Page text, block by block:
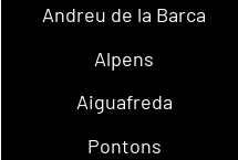
Andreu de la Barca
Alpens
Aiguafreda
Pontons